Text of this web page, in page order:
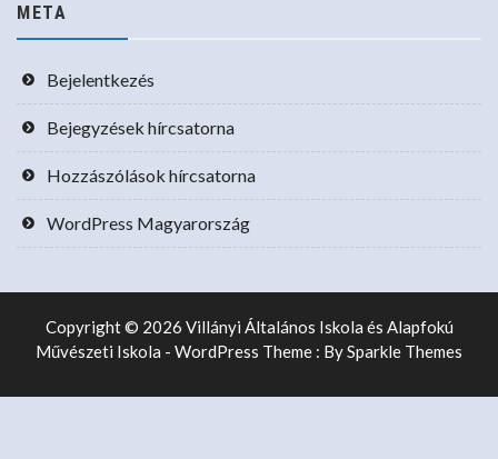
META
Bejelentkezés
Bejegyzések hírcsatorna
Hozzászólások hírcsatorna
WordPress Magyarország
Copyright © 2026 Villányi Általános Iskola és Alapfokú
Művészeti Iskola - WordPress Theme : BySparkle Themes